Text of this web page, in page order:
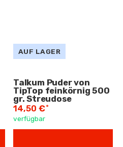
AUF LAGER
Talkum Puder von
TipTop feinkörnig 500
gr. Streudose
14,50 €*
verfügbar